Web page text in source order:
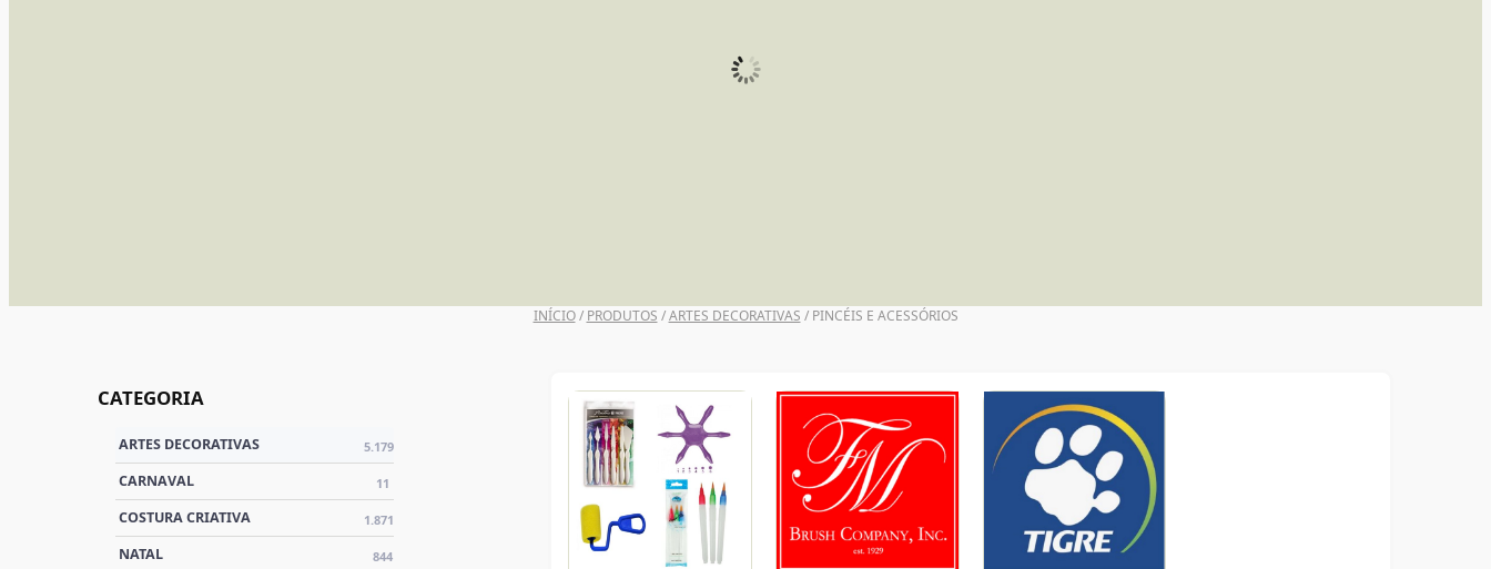
INÍCIO/ PRODUTOS /ARTES DECORATIVAS / PINCÉIS E ACESSÓRIOS
CATEGORIA
ARTES DECORATIVAS 5.179
CARNAVAL 11
COSTURA CRIATIVA 1.871
NATAL 844